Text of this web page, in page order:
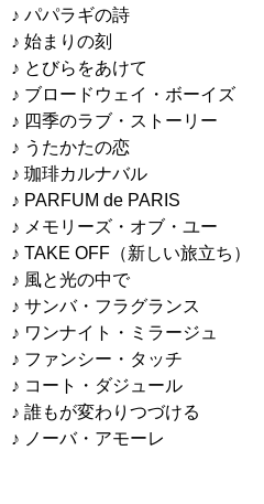
♪ パパラギの詩
♪ 始まりの刻
♪ とびらをあけて
♪ ブロードウェイ・ボーイズ
♪ 四季のラブ・ストーリー
♪ うたかたの恋
♪ 珈琲カルナバル
♪ PARFUM de PARIS
♪ メモリーズ・オブ・ユー
♪ TAKE OFF（新しい旅立ち）
♪ 風と光の中で
♪ サンバ・フラグランス
♪ ワンナイト・ミラージュ
♪ ファンシー・タッチ
♪ コート・ダジュール
♪ 誰もが変わりつづける
♪ ノーバ・アモーレ